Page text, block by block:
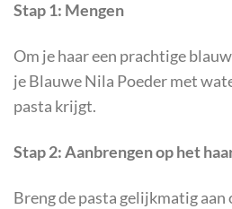
Stap 1: Mengen
Om je haar een prachtige
je Blauwe Nila Poeder met
pasta krijgt.
Stap 2: Aanbrengen op het
Breng de pasta gelijkmatig